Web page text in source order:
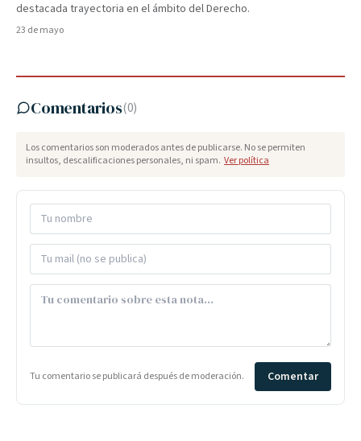
destacada trayectoria en el ámbito del Derecho.
23 de mayo
Comentarios(0)
Los comentarios son moderados antes de publicarse. No se permiten
insultos, descalificaciones personales, ni spam. Ver política
Tu comentario se publicará después de moderación. Comentar